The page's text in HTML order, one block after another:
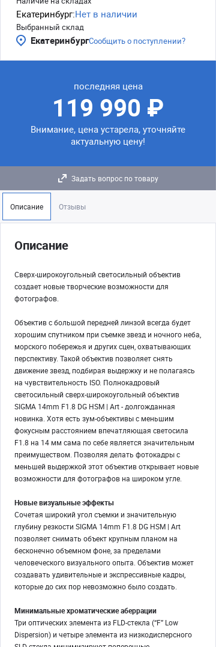
Екатеринбург:Нет в наличии
Выбранный склад
ЕкатеринбургСообщить о поступлении?
последняя цена
119 990 ₽
Внимание, цена устарела, уточняйте
актуальную цену!
Задать вопрос по товару
Описание Отзывы
Описание
Сверх-широкоугольный светосильный объектив
создает новые творческие возможности для
фотографов.
Объектив с большой передней линзой всегда будет
хорошим спутником при съемке звезд и ночного неба,
морского побережья и других сцен, охватывающих
перспективу. Такой объектив позволяет снять
движение звезд, подбирая выдержку и не полагаясь
на чувствительность ISO. Полнокадровый
светосильный сверх-широкоугольный объектив
SIGMA 14mm F1.8 DG HSM | Art - долгожданная
новинка. Хотя есть зум-объективы с меньшим
фокусным расстоянием впечатляющая светосила
F1.8 на 14 мм сама по себе является значительным
преимуществом. Позволяя делать фотокадры с
меньшей выдержкой этот объектив открывает новые
возможности для фотографов на широком угле.
Новые визуальные эффекты
Сочетая широкий угол съемки и значительную
глубину резкости SIGMA 14mm F1.8 DG HSM | Art
позволяет снимать объект крупным планом на
бесконечно объемном фоне, за пределами
человеческого визуального опыта. Объектив может
создавать удивительные и экспрессивные кадры,
которые до сих пор невозможно было создать.
Минимальные хроматические аберрации
Три оптических элемента из FLD-стекла (“F” Low
Dispersion) и четыре элемента из низкодисперсного